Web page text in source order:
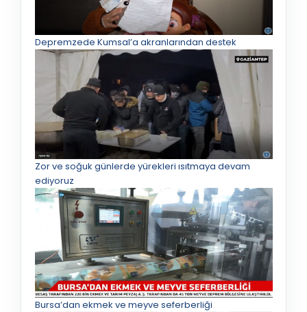
Depremzede Kumsal’a akranlarından destek
Zor ve soğuk günlerde yürekleri ısıtmaya devam
ediyoruz
Bursa’dan ekmek ve meyve seferberliği